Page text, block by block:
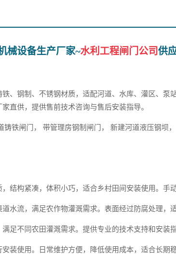
械设备生产厂家~水利工程闸门公司 供
、钢制、不锈钢材质，适配河道、水库、灌区、
直供，提供售前技术咨询与售后安装指导。
铁闸门， 带管理房钢制闸门， 新建河道液压钢坝
结构紧凑，体积小巧，适合乡村田间安装使用。手
水流，满足农作物灌溉需求。表面经过防腐处理，
足不同农田灌溉需求。提供专业的技术支持和安装指
装使用。日常维护方便，降低使用成本，适合长期稳